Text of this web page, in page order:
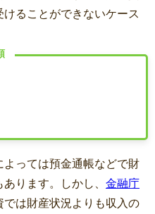
ることができないケース
よっては預金通帳などで財
ります。しかし、 金融庁
では財産状況よりも収入の